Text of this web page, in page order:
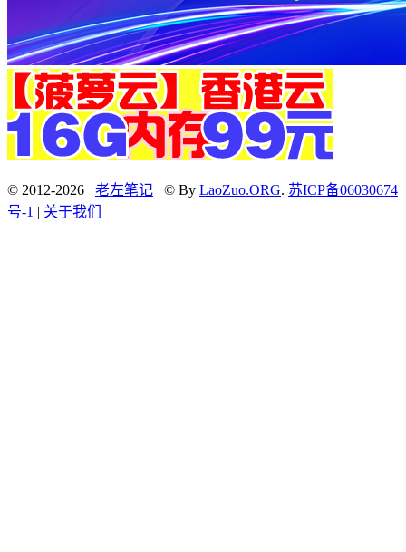
© 2012-2026 老左笔记 © By LaoZuo.ORG. 苏ICP备06030674
号-1 | 关于我们